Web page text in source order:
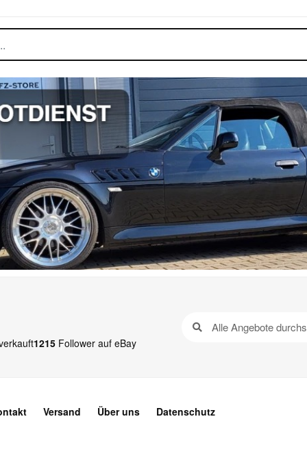
1215 Follower auf eBay
Versand Über uns Datenschutz